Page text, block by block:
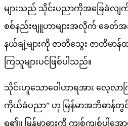
များသည် သိုင်းပညာကိုအခြေခံလျ
စစ်နည်းဗျူဟာများအလိုက် ခေ
နယ်ချဲ့များကို ဇာတိသွေး ဇာတိမာ
ကြသူများပင်ဖြစ်ပ
သိုင်းဟူသောဝေါဟာရအား လေ့လ
ကိုယ်ခံပညာ” ဟု မြန်မာအဘိဓာန်
ရ၏။ မြန်မာ့ဓားကို ကျစ်ကျစ်ပါအေ